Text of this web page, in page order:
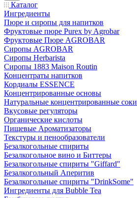
Каталог
Ингредиенты
Пюре и сиропы для напитков
Фруктовые пюре Purex by Agrobar
Фруктовые Пюре AGROBAR
Сиропы AGROBAR
Сиропы Herbarista
Сиропы 1883 Maison Routin
Концентраты напитков
Кордиалы ESSENCE
Концентрированные основы
Натуральные концентрированные соки
Вкусовые регуляторы
Органические кислоты
Пищевые Ароматизаторы
Текстуры и пенообразователи
Безалкогольные спириты
Безалкогольное вино и Биттеры
Безалкогольные спириты "Giffard"
Безалкогольный Аперитив
Безалкогольные спириты "DrinkSome"
Ингредиенты для Bubble Tea